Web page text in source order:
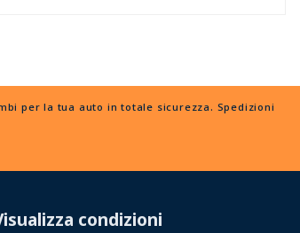
per la tua auto in totale sicurezza. Spedizioni
condizioni